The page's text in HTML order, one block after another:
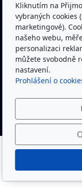
Bankovní
(pobočka
Č.ú.:
Youtube kanál
Facebook Rytíři
Kliknutím na
vybraných cookies
marketingové).
našeho webu,
personalizaci
můžete svobodně
nastavení.
Prohlášení o
Rytíři